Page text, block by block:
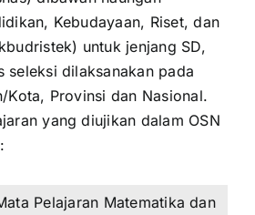
Kebudayaan, Riset, dan
untuk jenjang SD,
seleksi dilaksanakan pada
Kota, Provinsi dan Nasional.
yang diujikan dalam OSN
Pelajaran Matematika dan